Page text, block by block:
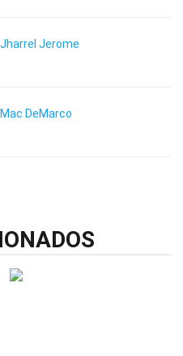
Jerome
DeMarco